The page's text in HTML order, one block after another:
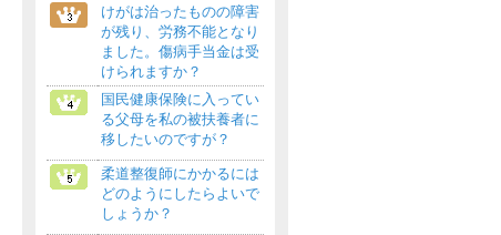
けがは治ったものの障害
が残り、労務不能となり
ました。傷病手当金は受
けられますか？
国民健康保険に入ってい
る父母を私の被扶養者に
移したいのですが？
柔道整復師にかかるには
どのようにしたらよいで
しょうか？